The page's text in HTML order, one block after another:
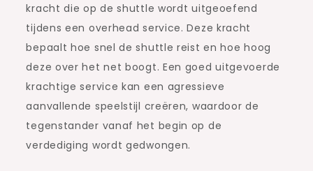
kracht die op de shuttle wordt uitgeoefend
tijdens een overhead service. Deze kracht
bepaalt hoe snel de shuttle reist en hoe hoog
deze over het net boogt. Een goed uitgevoerde
krachtige service kan een agressieve
aanvallende speelstijl creëren, waardoor de
tegenstander vanaf het begin op de
verdediging wordt gedwongen.